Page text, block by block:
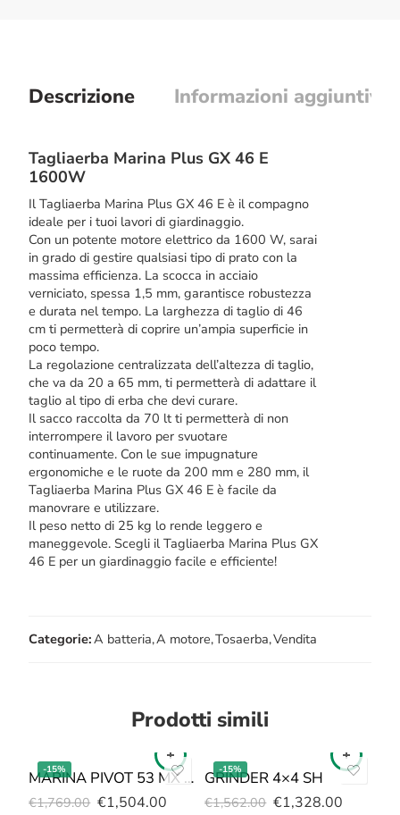
Descrizione Informazioni aggiuntive
Tagliaerba Marina Plus GX 46 E
1600W
Il Tagliaerba Marina Plus GX 46 E è il compagno
ideale per i tuoi lavori di giardinaggio.
Con un potente motore elettrico da 1600 W, sarai
in grado di gestire qualsiasi tipo di prato con la
massima efficienza. La scocca in acciaio
verniciato, spessa 1,5 mm, garantisce robustezza
e durata nel tempo. La larghezza di taglio di 46
cm ti permetterà di coprire un’ampia superficie in
poco tempo.
La regolazione centralizzata dell’altezza di taglio,
che va da 20 a 65 mm, ti permetterà di adattare il
taglio al tipo di erba che devi curare.
Il sacco raccolta da 70 lt ti permetterà di non
interrompere il lavoro per svuotare
continuamente. Con le sue impugnature
ergonomiche e le ruote da 200 mm e 280 mm, il
Tagliaerba Marina Plus GX 46 E è facile da
manovrare e utilizzare.
Il peso netto di 25 kg lo rende leggero e
maneggevole. Scegli il Tagliaerba Marina Plus GX
46 E per un giardinaggio facile e efficiente!
Categorie:A batteria,A motore,Tosaerba,Vendita
Prodotti simili
-15% MARINA PIVOT 53 MX PRO
€1,769.00 €1,504.00
-15%
GRINDER 4×4 SH
€1,562.00 €1,328.00